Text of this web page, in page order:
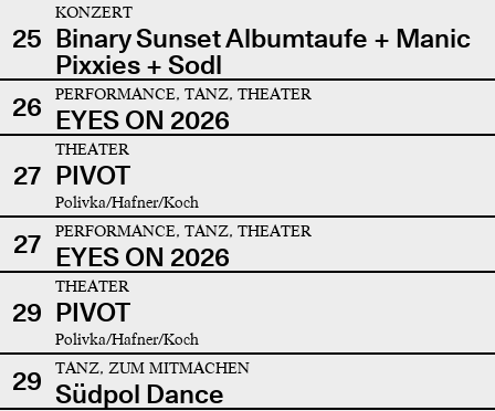
25
KONZERT
Binary Sunset Albumtaufe + Manic
Pixxies + Sodl
26
PERFORMANCE, TANZ, THEATER
EYES ON 2026
27
THEATER
PIVOT
Polivka/Hafner/Koch
27 PERFORMANCE, TANZ, THEATER
EYES ON 2026
29
THEATER
PIVOT
Polivka/Hafner/Koch
29 TANZ, ZUM MITMACHEN
Südpol Dance